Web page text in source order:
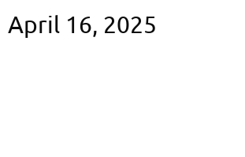
April 16, 2025